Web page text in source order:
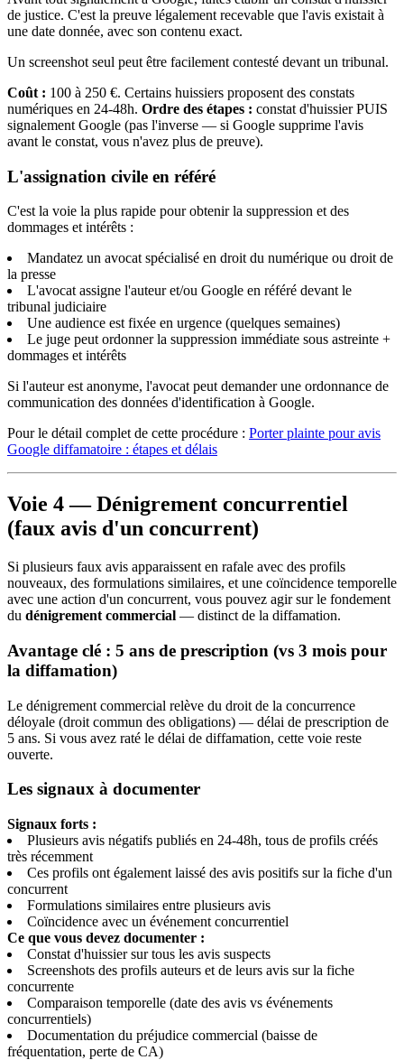
de justice. C'est la preuve légalement recevable que l'avis existait à
une date donnée, avec son contenu exact.
Un screenshot seul peut être facilement contesté devant un tribunal.
Coût : 100 à 250 €. Certains huissiers proposent des constats
numériques en 24-48h. Ordre des étapes : constat d'huissier PUIS
signalement Google (pas l'inverse — si Google supprime l'avis
avant le constat, vous n'avez plus de preuve).
L'assignation civile en référé
C'est la voie la plus rapide pour obtenir la suppression et des
dommages et intérêts :
Mandatez un avocat spécialisé en droit du numérique ou droit de
la presse
L'avocat assigne l'auteur et/ou Google en référé devant le
tribunal judiciaire
Une audience est fixée en urgence (quelques semaines)
Le juge peut ordonner la suppression immédiate sous astreinte +
dommages et intérêts
Si l'auteur est anonyme, l'avocat peut demander une ordonnance de
communication des données d'identification à Google.
Pour le détail complet de cette procédure : Porter plainte pour avis
Google diffamatoire : étapes et délais
Voie 4 — Dénigrement concurrentiel
(faux avis d'un concurrent)
Si plusieurs faux avis apparaissent en rafale avec des profils
nouveaux, des formulations similaires, et une coïncidence temporelle
avec une action d'un concurrent, vous pouvez agir sur le fondement
du dénigrement commercial — distinct de la diffamation.
Avantage clé : 5 ans de prescription (vs 3 mois pour
la diffamation)
Le dénigrement commercial relève du droit de la concurrence
déloyale (droit commun des obligations) — délai de prescription de
5 ans. Si vous avez raté le délai de diffamation, cette voie reste
ouverte.
Les signaux à documenter
Signaux forts :
Plusieurs avis négatifs publiés en 24-48h, tous de profils créés
très récemment
Ces profils ont également laissé des avis positifs sur la fiche d'un
concurrent
Formulations similaires entre plusieurs avis
Coïncidence avec un événement concurrentiel
Ce que vous devez documenter :
Constat d'huissier sur tous les avis suspects
Screenshots des profils auteurs et de leurs avis sur la fiche
concurrente
Comparaison temporelle (date des avis vs événements
concurrentiels)
Documentation du préjudice commercial (baisse de
fréquentation, perte de CA)